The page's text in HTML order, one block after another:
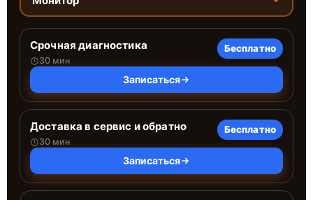
Срочная диагностика
30 мин
Бесплатно
Записаться
Доставка в сервис и обратно
30 мин
Бесплатно
Записаться